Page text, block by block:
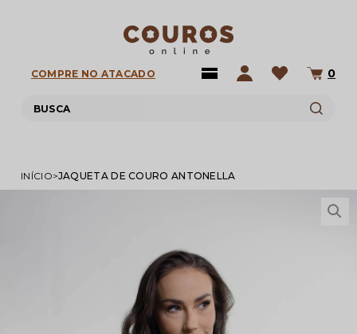
COMPRE NO ATACADO 0
INÍCIO JAQUETA DE COURO ANTONELLA